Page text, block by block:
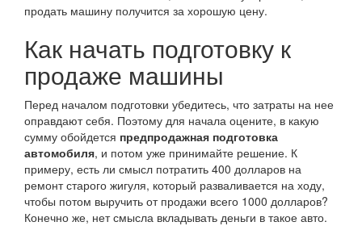
продать машину получится за хорошую цену.
Как начать подготовку к
продаже машины
Перед началом подготовки убедитесь, что затраты на нее
оправдают себя. Поэтому для начала оцените, в какую
сумму обойдется предпродажная подготовка
автомобиля, и потом уже принимайте решение. К
примеру, есть ли смысл потратить 400 долларов на
ремонт старого жигуля, который разваливается на ходу,
чтобы потом выручить от продажи всего 1000 долларов?
Конечно же, нет смысла вкладывать деньги в такое авто.